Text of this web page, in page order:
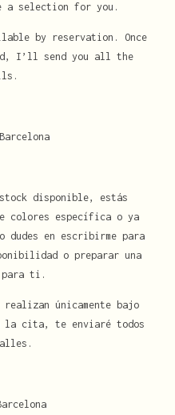
a selection for you.
by reservation. Once
I’ll send you all the
disponible, estás
colores específica o ya
dudes en escribirme para
o preparar una
para ti.
únicamente bajo
la cita, te enviaré todos